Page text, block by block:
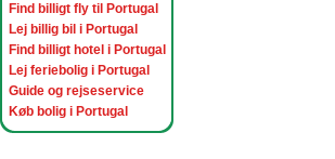
Find billigt fly til Portugal
Lej billig bil i Portugal
Find billigt hotel i Portugal
Lej feriebolig i Portugal
Guide og rejseservice
Køb bolig i Portugal